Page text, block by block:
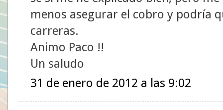
menos asegurar el cobro y podría
carreras.
Animo Paco !!
Un saludo
31 de enero de 2012 a las 9:02